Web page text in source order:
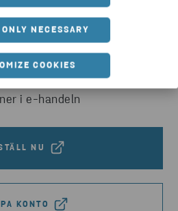
NECESSARY
COOKIES
hittar du enkelt rätt produkt
och CO2-data? Det
i e-handeln
NU
KONTO